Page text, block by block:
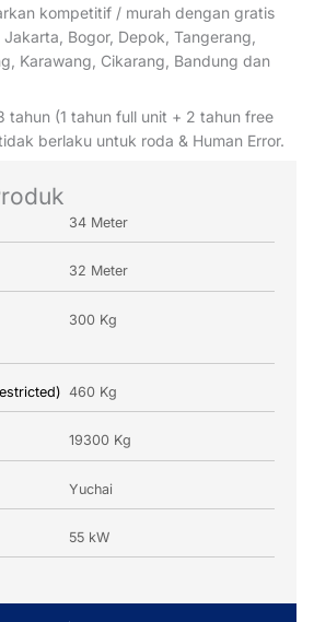
kompetitif / murah dengan gratis
Bogor, Depok, Tangerang,
Karawang, Cikarang, Bandung dan
tahun (1 tahun full unit + 2 tahun free
berlaku untuk roda & Human Error.
34 Meter
32 Meter
300 Kg
460 Kg
19300 Kg
Yuchai
55 kW